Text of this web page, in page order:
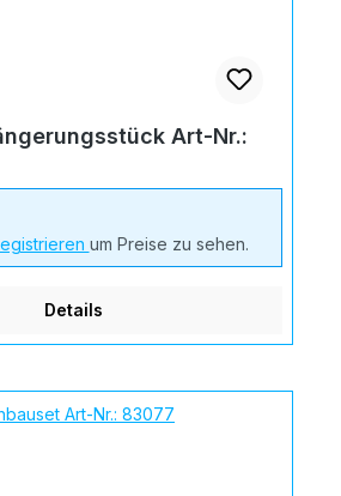
Art-Nr.:
um Preise zu sehen.
Details